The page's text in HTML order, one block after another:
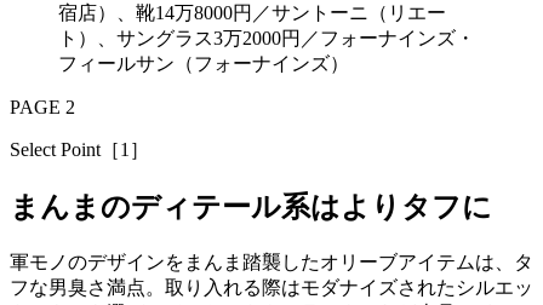
宿店）、靴14万8000円／サントーニ（リエー
ト）、サングラス3万2000円／フォーナインズ・
フィールサン（フォーナインズ）
PAGE 2
Select Point［1］
まんまのディテール系はよりタフに
軍モノのデザインをまんま踏襲したオリーブアイテムは、タ
フな男臭さ満点。取り入れる際はモダナイズされたシルエッ